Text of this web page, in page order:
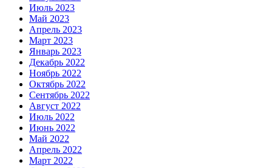
Июль 2023
Май 2023
Апрель 2023
Март 2023
Январь 2023
Декабрь 2022
Ноябрь 2022
Октябрь 2022
Сентябрь 2022
Август 2022
Июль 2022
Июнь 2022
Май 2022
Апрель 2022
Март 2022